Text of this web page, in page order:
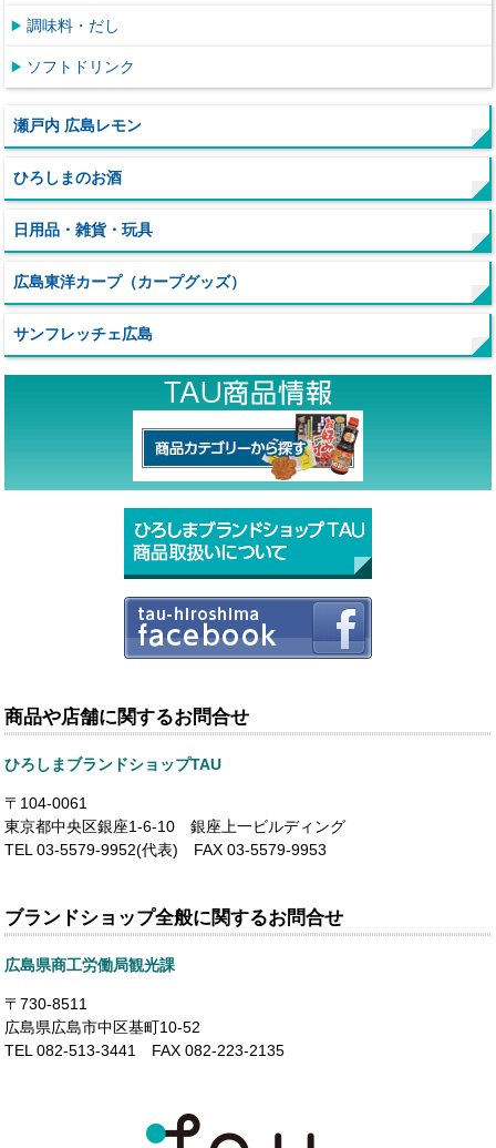
調味料・だし
ソフトドリンク
瀬戸内 広島レモン
ひろしまのお酒
日用品・雑貨・玩具
広島東洋カープ（カープグッズ）
サンフレッチェ広島
商品や店舗に関するお問合せ
ひろしまブランドショップTAU
〒104-0061
東京都中央区銀座1-6-10 銀座上一ビルディング
TEL 03-5579-9952(代表) FAX 03-5579-9953
ブランドショップ全般に関するお問合せ
広島県商工労働局観光課
〒730-8511
広島県広島市中区基町10-52
TEL 082-513-3441 FAX 082-223-2135